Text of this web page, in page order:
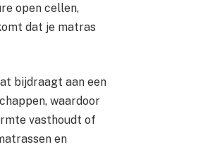
open cellen,
dat je matras
bijdraagt aan een
waardoor
vasthoudt of
en